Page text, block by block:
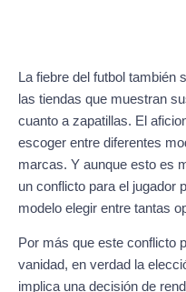
La fiebre del futbol también
las tiendas que muestran
cuanto a zapatillas. El
escoger entre diferentes
marcas. Y aunque esto es
un conflicto para el jugador
modelo elegir entre tantas
Por más que este conflicto
vanidad, en verdad la
implica una decisión de